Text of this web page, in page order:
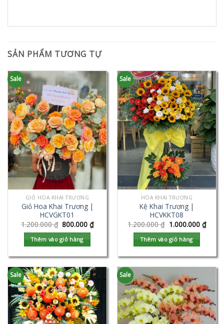
SẢN PHẨM TƯƠNG TỰ
Sale
GIỎ HOA KHAI TRƯƠNG
Giỏ Hoa Khai Trương |
HCVGKT01
1.200.000₫ 800.000₫
Thêm vào giỏ hàng
Sale
HOA KHAI TRƯƠNG
Kệ Khai Trương |
HCVKKT08
1.200.000₫ 1.000.000 ₫
Thêm vào giỏ hàng
Sale Sale